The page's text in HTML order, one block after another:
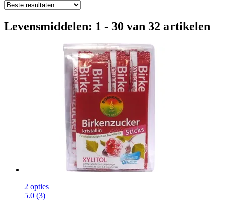
Levensmiddelen: 1 - 30 van 32 artikelen
2 opties
5.0 (3)